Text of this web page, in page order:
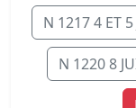
N 1217 4 ET
N 1220 8